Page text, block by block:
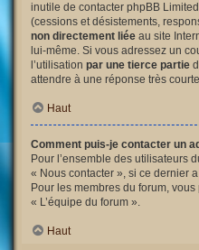
inutile de contacter phpBB
(cessions et désistements,
non directement liée au site
lui-même. Si vous adressez un
l’utilisation par une tierce partie
attendre à une réponse très
Haut
Comment puis-je contacter un
Pour l’ensemble des utilisateurs
« Nous contacter », si ce dernier
Pour les membres du forum,
« L’équipe du forum ».
Haut